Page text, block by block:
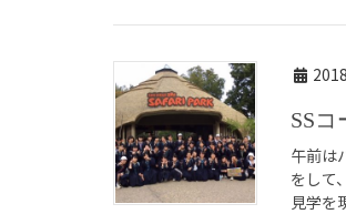
SS
午前は
をして
見学を